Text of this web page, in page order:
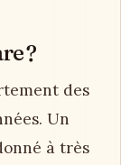
?
des
Un
à très